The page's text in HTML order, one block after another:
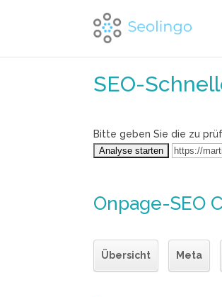
SEO-
Bitte geben Sie die zu
Onpage-SEO
Übersicht Meta